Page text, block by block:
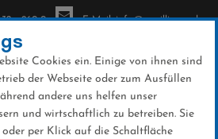
32 - 960-0 E-Mail: info@sc-willingen.de
Cookies ein. Einige von ihnen sind
der Webseite oder zum Ausfüllen
andere uns helfen unser
und wirtschaftlich zu betreiben. Sie
per Klick auf die Schaltfläche